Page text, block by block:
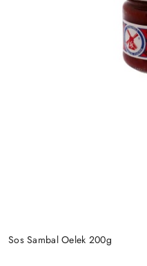
Sos Sambal Oelek 200g